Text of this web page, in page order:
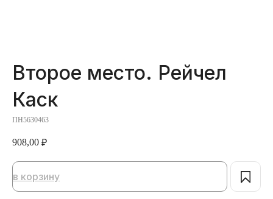
Второе место. Рейчел
Каск
ПН5630463
908,00 ₽
в корзину